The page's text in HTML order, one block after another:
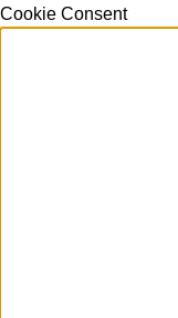
Cookie Consent